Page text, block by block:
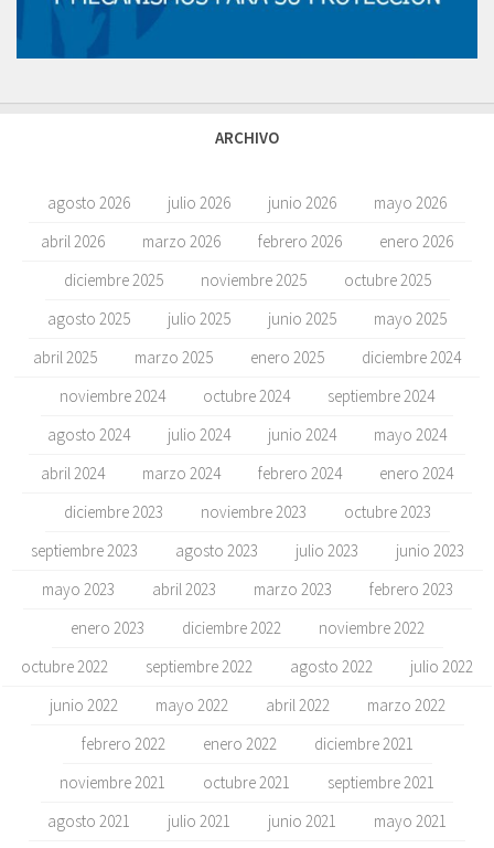
ARCHIVO
agosto 2026 julio 2026 junio 2026
mayo 2026
abril 2026
marzo 2026 febrero 2026
enero 2026
diciembre 2025
noviembre 2025
octubre 2025
agosto 2025
julio 2025 junio 2025
mayo 2025
abril 2025
marzo 2025 enero 2025
diciembre 2024
noviembre 2024
octubre 2024
septiembre 2024
agosto 2024
julio 2024 junio 2024
mayo 2024
abril 2024
marzo 2024 febrero 2024
enero 2024
diciembre 2023
noviembre 2023
octubre 2023
septiembre 2023
agosto 2023 julio 2023
junio 2023
mayo 2023
abril 2023 marzo 2023
febrero 2023
enero 2023
diciembre 2022
noviembre 2022
octubre 2022
septiembre 2022 agosto 2022
julio 2022
junio 2022
mayo 2022 abril 2022
marzo 2022
febrero 2022
enero 2022
diciembre 2021
noviembre 2021
octubre 2021
septiembre 2021
agosto 2021
julio 2021 junio 2021
mayo 2021